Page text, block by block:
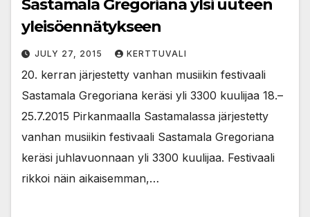
Sastamala Gregoriana ylsi uuteen
yleisöennätykseen
JULY 27, 2015 KERTTUVALI
20. kerran järjestetty vanhan musiikin festivaali
Sastamala Gregoriana keräsi yli 3300 kuulijaa 18.–
25.7.2015 Pirkanmaalla Sastamalassa järjestetty
vanhan musiikin festivaali Sastamala Gregoriana
keräsi juhlavuonnaan yli 3300 kuulijaa. Festivaali
rikkoi näin aikaisemman,…